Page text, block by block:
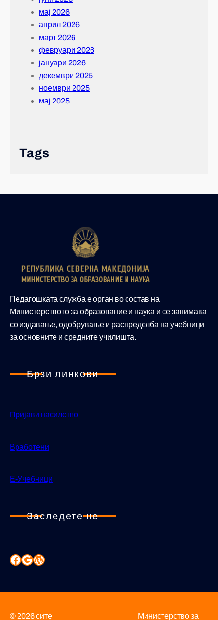
мај 2026
април 2026
март 2026
февруари 2026
јануари 2026
декември 2025
ноември 2025
мај 2025
Tags
Педагошката служба е орган во состав на
Министерството за образование и наука и се занимава
со издавање, одобрување и распределба на учебници
за основните и средните училишта.
Брзи линкови
Пријави насилство
Вработени
Е-Учебници
Заследете не
© 2026 сите Министерство за